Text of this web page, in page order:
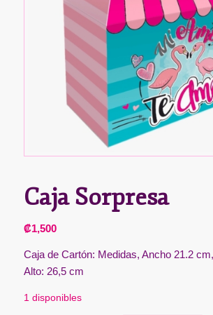
Caja Sorpresa
₡1,500
Caja de Cartón: Medidas, Ancho 21.2
Alto: 26,5 cm
1 disponibles